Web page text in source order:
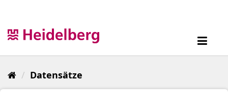
Datensätze